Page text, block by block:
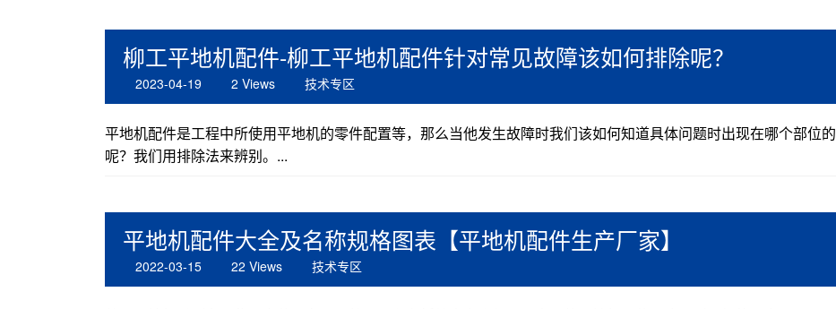
柳工平地机配件-柳工平地机配件针对常见故障该如何排除呢？
2023-04-19 2 Views 技术专区
平地机配件是工程中所使用平地机的零件配置等，那么当他发生故障时我们该如何知道具体问题时出现在哪个部位的
呢？我们用排除法来辨别。...
平地机配件大全及名称规格图表【平地机配件生产厂家】
2022-03-15 22 Views 技术专区